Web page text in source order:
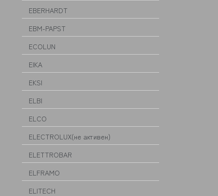
EBERHARDT
EBM-PAPST
ECOLUN
EIKA
EKSI
ELBI
ELCO
ELECTROLUX(не активен)
ELETTROBAR
ELFRAMO
ELITECH